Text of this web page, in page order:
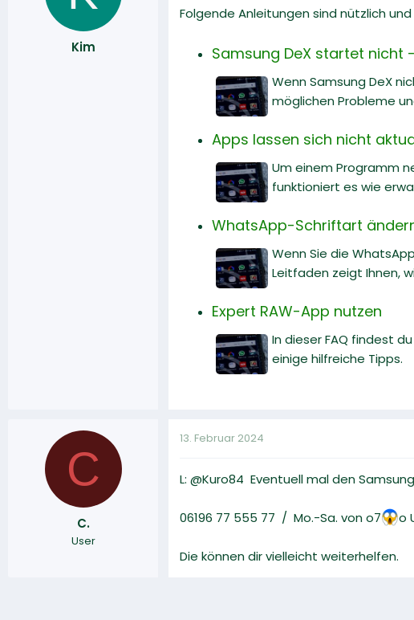
Kim
Folgende Anleitungen sind nützlich
Samsung DeX startet nicht
Wenn Samsung DeX
möglichen Probleme
Apps lassen sich nicht
Um einem Programm
funktioniert es wie
WhatsApp-Schriftart
Wenn Sie die
Leitfaden zeigt Ihnen,
Expert RAW-App nutzen
In dieser FAQ findest
einige hilfreiche Tipps.
C
C.
User
13. Februar 2024
L: @Kuro84 Eventuell mal den
06196 77 555 77 / Mo.-Sa. von o7 o
Die können dir vielleicht weiterhelfen.